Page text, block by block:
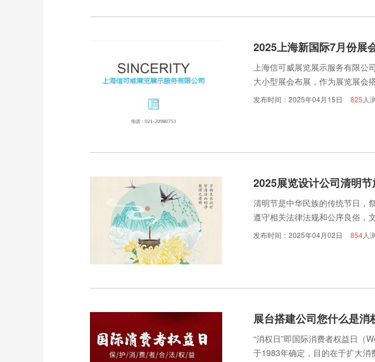
2025上海新国际7月份展
上海信可威展览展示服务有限公
大小型展会布展，作为展览展会
计，欢迎致电信可威展览.
发布时间：2025年04月15日 825 人
2025展览设计公司清明
清明节是中华民族的传统节日，
遵守相关法律法规和公序良俗，
发布时间：2025年04月02日 854人
展台搭建公司您什么是消
“消权日”即国际消费者权益日（
于1983年确定，目的在于扩大